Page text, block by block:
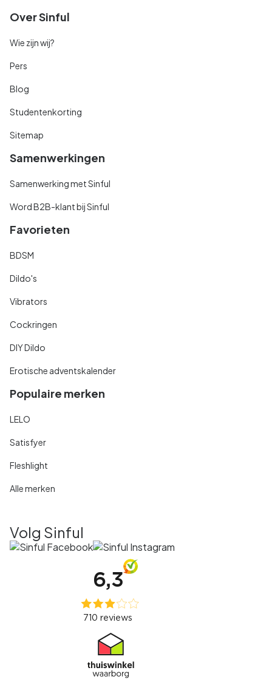
Over Sinful
Wie zijn wij?
Pers
Blog
Studentenkorting
Sitemap
Samenwerkingen
Samenwerking met Sinful
Word B2B-klant bij Sinful
Favorieten
BDSM
Dildo's
Vibrators
Cockringen
DIY Dildo
Erotische adventskalender
Populaire merken
LELO
Satisfyer
Fleshlight
Alle merken
Volg Sinful